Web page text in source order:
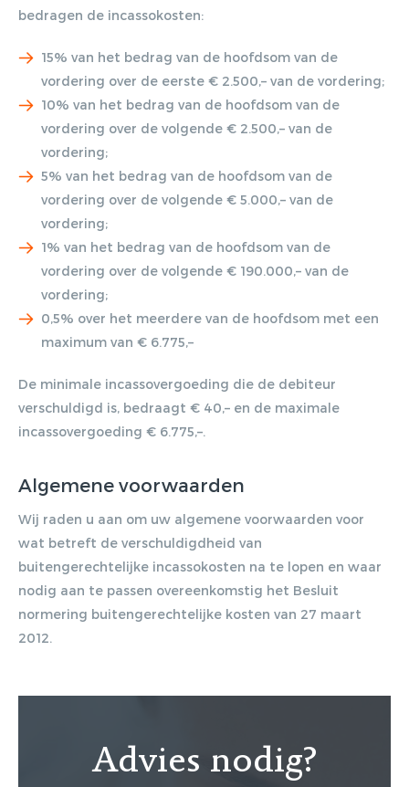
bedragen de incassokosten:
15% van het bedrag van de hoofdsom van de
vordering over de eerste € 2.500,– van de vordering;
10% van het bedrag van de hoofdsom van de
vordering over de volgende € 2.500,– van de
vordering;
5% van het bedrag van de hoofdsom van de
vordering over de volgende € 5.000,– van de
vordering;
1% van het bedrag van de hoofdsom van de
vordering over de volgende € 190.000,– van de
vordering;
0,5% over het meerdere van de hoofdsom met een
maximum van € 6.775,–
De minimale incassovergoeding die de debiteur
verschuldigd is, bedraagt € 40,– en de maximale
incassovergoeding € 6.775,–.
Algemene voorwaarden
Wij raden u aan om uw algemene voorwaarden voor
wat betreft de verschuldigdheid van
buitengerechtelijke incassokosten na te lopen en waar
nodig aan te passen overeenkomstig het Besluit
normering buitengerechtelijke kosten van 27 maart
2012.
Advies nodig?